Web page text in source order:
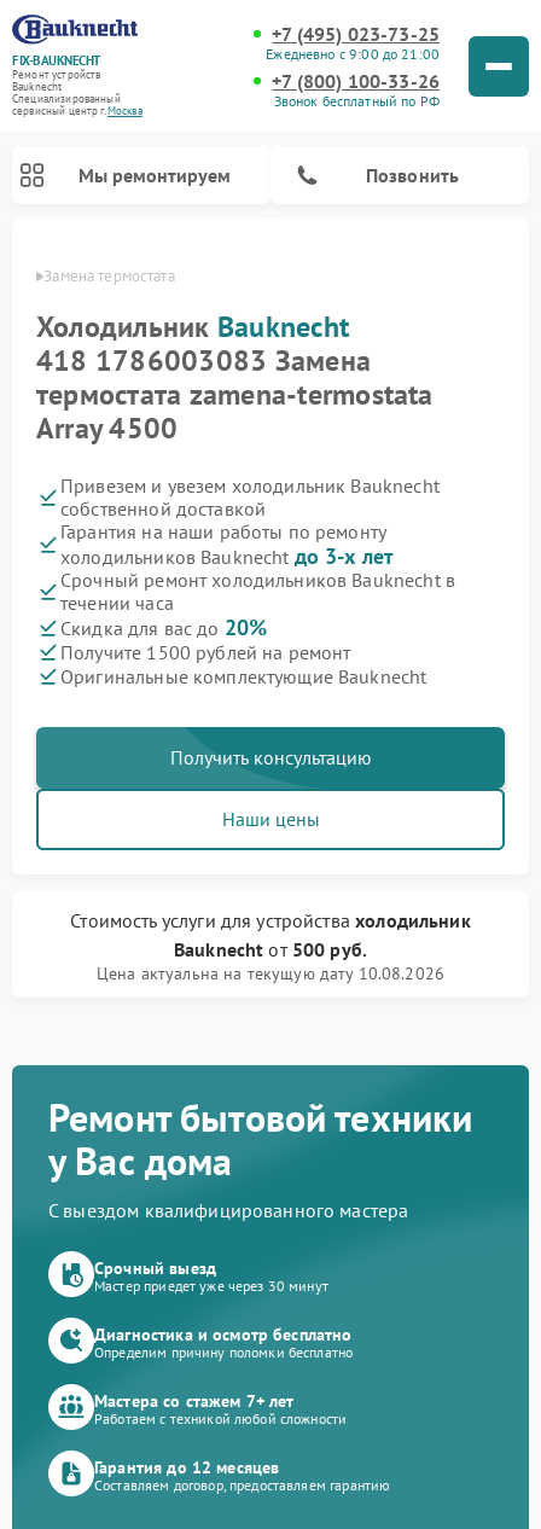
FIX-BAUKNECHT
Ремонт устройств
Bauknecht
Специализированный
cервисный центр г.Москва
+7 (495) 023-73-25
Ежедневно с 9:00 до 21:00
+7 (800) 100-33-26
Звонок бесплатный по РФ
Мы ремонтируем Позвонить
Замена термостата
Холодильник Bauknecht
418 1786003083 Замена
термостата zamena-termostata
Array 4500
Привезем и увезем холодильник Bauknecht
собственной доставкой
Гарантия на наши работы по ремонту
холодильников Bauknecht до 3-х лет
Срочный ремонт холодильников Bauknecht в
течении часа
Скидка для вас до 20%
Получите 1500 рублей на ремонт
Оригинальные комплектующие Bauknecht
Получить консультацию
Наши цены
Стоимость услуги для устройствахолодильник
Bauknecht от 500 руб.
Цена актуальна на текущую дату 10.08.2026
Ремонт бытовой техники
у Вас дома
С выездом квалифицированного мастера
Срочный выезд
Мастер приедет уже через 30 минут
Диагностика и осмотр бесплатно
Определим причину поломки бесплатно
Мастера со стажем 7+ лет
Работаем с техникой любой сложности
Гарантия до 12 месяцев
Составляем договор, предоставляем гарантию